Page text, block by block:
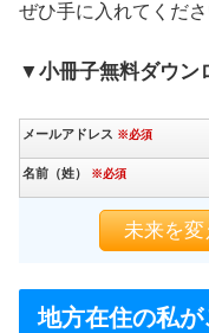
ぜひ手に入れてくださ
▼小冊子無料ダウン
メールアドレス ※必須
名前（姓） ※必須
地方在住の私